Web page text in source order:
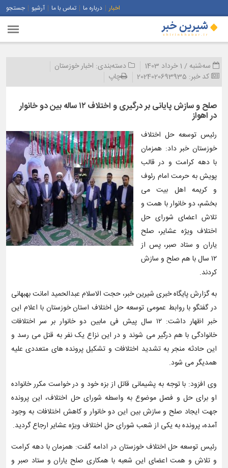
اخبار درباره ما تماس با ما آرشیو جستجو
سه‌شنبه / 1 خرداد 1403 دسته‌بندی: اخبار خوزستان
کد خبر: 2024020693935 چاپ
صلح و سازش پایانی بر درگیری و اختلاف ۱۲ ساله بین دو خانوار
در اهواز
رئیس توسعه حل اختلاف
خوزستان خبر داد: همزمان
با دهه کرامت و در قالب
پویش به حرمت امام رئوف
و کریمه اهل بیت می
بخشم، دو خانوار با همت و
تلاش اعضای شورای حل
اختلاف ویژه عشایر، صلح
یاران و ستاد صبر، پس از
۱۲ سال با هم صلح و سازش
کردند.
به گزارش پایگاه خبری شیرین خبر، حجت الاسلام عبدالحمید امانت بهبهانی
در گفتگو با روابط عمومی توسعه حل اختلاف استان خوزستان با اعلام این
خبر اظهار داشت: ۱۲ سال پیش فی مابین دو خانوار بر سر اختلافات
خانوادگی با هم درگیر می شوند و در این نزاع یک نفر به قتل می رسد و
این حادثه منجر به تشدید اختلافات و تشکیل پرونده های متعددی علیه
همدیگر می شود.
وی افزود: با توجه به پشیمانی قاتل از بزه خود و در خواست مکرر خانواده
او برای حل و فصل موضوع به واسطه شورای حل اختلاف، این پرونده
جهت ایجاد صلح و سازش بین این دو خانوار و کاهش اختلافات به وجود
آمده، پرونده به یکی از شعب شورای حل اختلاف ویژه عشایر ارجاع گردید.
رئیس توسعه حل اختلاف خوزستان در ادامه گفت: همزمان با دهه کرامت
و تلاش و همت اعضای این شعبه با همکاری صلح یاران و ستاد صبر و